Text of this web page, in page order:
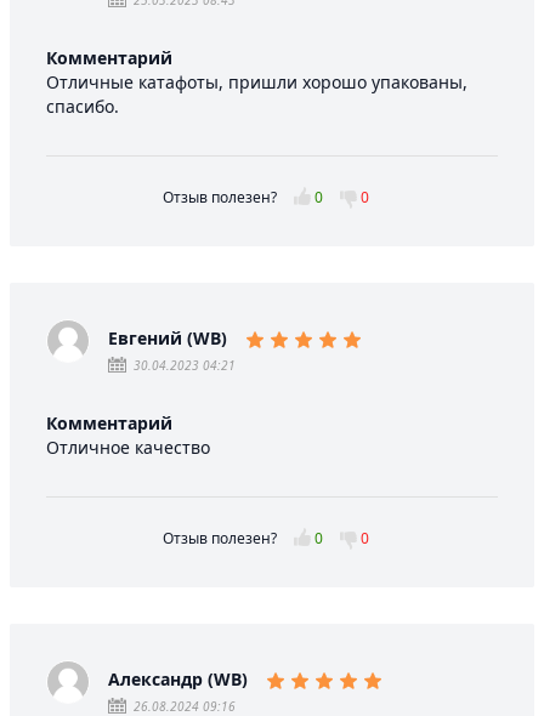
Комментарий
Отличные катафоты, пришли хорошо упакованы,
спасибо.
Отзыв полезен? 0 0
Евгений (WB)
30.04.2023 04:21
Комментарий
Отличное качество
Отзыв полезен? 0 0
Александр (WB)
26.08.2024 09:16